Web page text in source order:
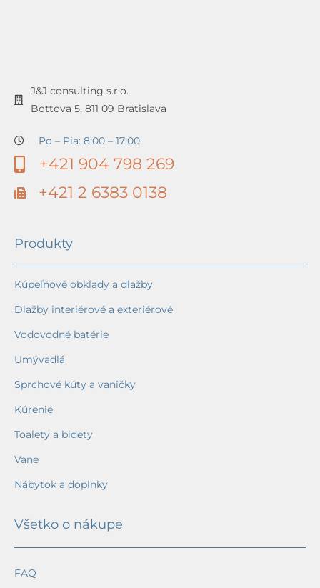
J&J consulting s.r.o.
Bottova 5, 811 09 Bratislava
Po – Pia: 8:00 – 17:00
+421 904 798 269
+421 2 6383 0138
Produkty
Kúpeľňové obklady a dlažby
Dlažby interiérové a exteriérové
Vodovodné batérie
Umývadlá
Sprchové kúty a vaničky
Kúrenie
Toalety a bidety
Vane
Nábytok a doplnky
Všetko o nákupe
FAQ